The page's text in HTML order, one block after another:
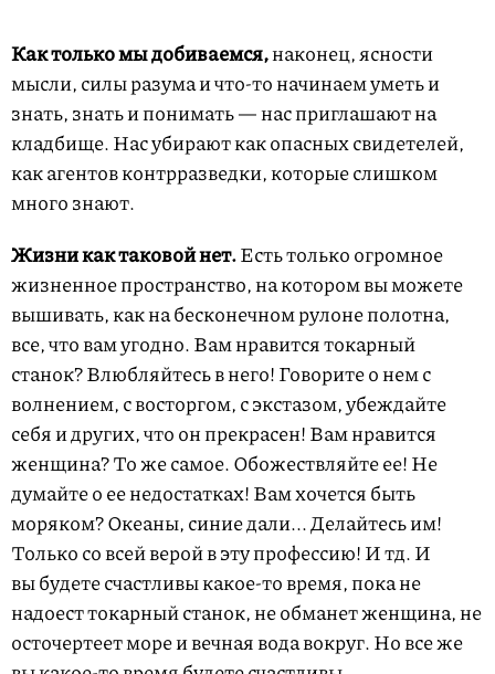
Как только мы добиваемся,наконец, ясности
мысли, силы разума и что-то начинаем уметь и
знать, знать и понимать — нас приглашают на
кладбище. Нас убирают как опасных свидетелей,
как агентов контрразведки, которые слишком
много знают.
Жизни как таковой нет.Есть только огромное
жизненное пространство, на котором вы можете
вышивать, как на бесконечном рулоне полотна,
все, что вам угодно. Вам нравится токарный
станок? Влюбляйтесь в него! Говорите о нем с
волнением, с восторгом, с экстазом, убеждайте
себя и других, что он прекрасен! Вам нравится
женщина? То же самое. Обожествляйте ее! Не
думайте о ее недостатках! Вам хочется быть
моряком? Океаны, синие дали... Делайтесь им!
Только со всей верой в эту профессию! И тд. И
вы будете счастливы какое-то время, пока не
надоест токарный станок, не обманет женщина, не
осточертеет море и вечная вода вокруг. Но все же